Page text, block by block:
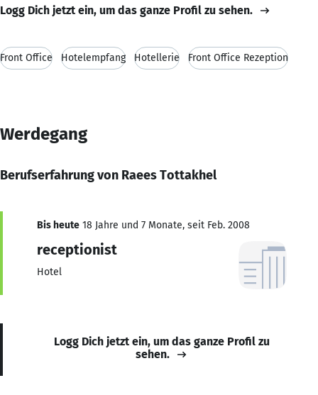
Logg Dich jetzt ein, um das ganze Profil zu sehen.
Front Office Hotelempfang Hotellerie Front Office Rezeption
Werdegang
Berufserfahrung von Raees Tottakhel
Bis heute 18 Jahre und 7 Monate, seit Feb. 2008
receptionist
Hotel
Logg Dich jetzt ein, um das ganze Profil zu
sehen.